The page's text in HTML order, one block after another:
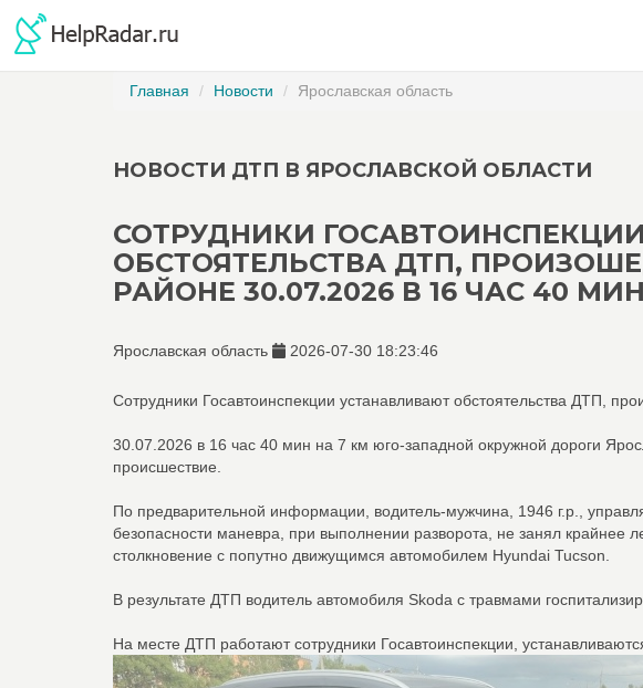
Главная Новости Ярославская область
НОВОСТИ ДТП В ЯРОСЛАВСКОЙ ОБЛАСТИ
СОТРУДНИКИ
ОБСТОЯТЕЛЬСТВА ДТП,
РАЙОНЕ 30.07.2026 В 16 ЧАС 40
Ярославская область 2026-07-30 18:23:46
Сотрудники Госавтоинспекции устанавливают обстоятельства ДТП,
30.07.2026 в 16 час 40 мин на 7 км юго-западной окружной дороги
происшествие.
По предварительной информации, водитель-мужчина, 1946 г.р.,
безопасности маневра, при выполнении разворота, не занял крайнее
столкновение с попутно движущимся автомобилем Hyundai Tucson.
В результате ДТП водитель автомобиля Skoda с травмами
На месте ДТП работают сотрудники Госавтоинспекции,